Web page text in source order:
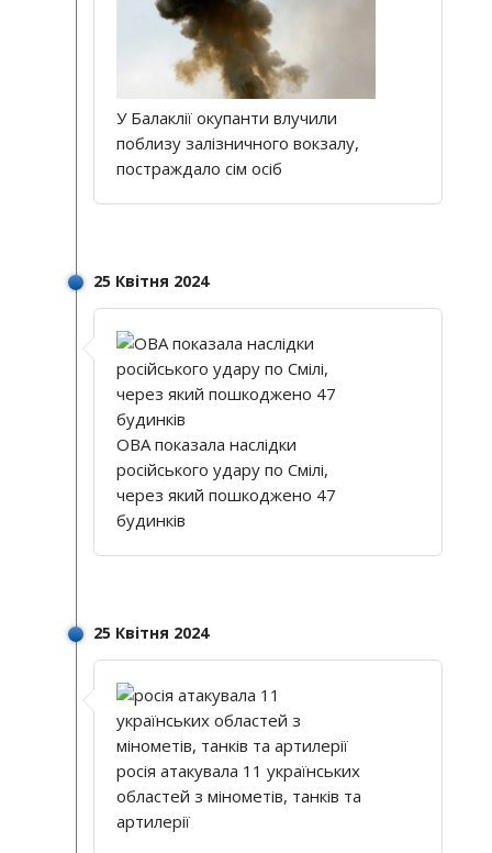
У Балаклії окупанти влучили
поблизу залізничного вокзалу,
постраждало сім осіб
25 Квітня 2024
ОВА показала наслідки
російського удару по Смілі,
через який пошкоджено 47
будинків
25 Квітня 2024
росія атакувала 11 українських
областей з мінометів, танків та
артилерії